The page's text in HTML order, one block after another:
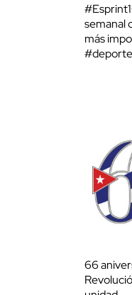
semanal
más
66